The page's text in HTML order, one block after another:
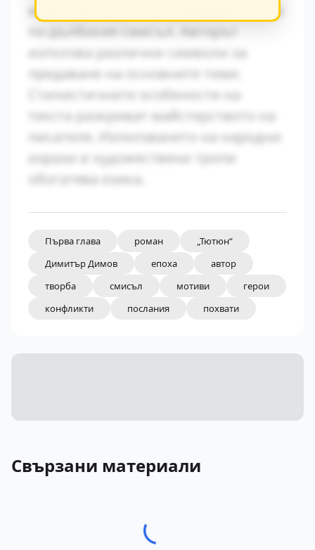
играе важна роля за разбирането на
използва различни символи за
предаване на основните теми.
Стилистичните особености на
текста разкриват майстерството на
писателя. Използването на народни
изрази и художествени тропи
обогатява езика.
Първа глава роман
„Тютюн“
Димитър Димов
епоха
автор
творба
смисъл мотиви
герои
конфликти
послания похвати
Свързани материали